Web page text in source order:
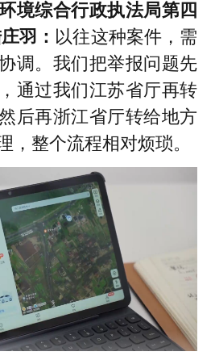
境综合行政执法局第四
羽： 以往这种案件，需
调。我们把举报问题先
通过我们江苏省厅再转
后再浙江省厅转给地方
，整个流程相对烦琐。